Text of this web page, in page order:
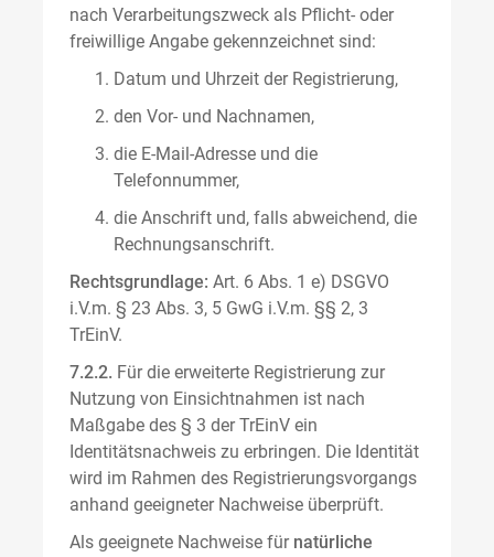
nach Verarbeitungszweck als Pflicht- oder
freiwillige Angabe gekennzeichnet sind:
Datum und Uhrzeit der Registrierung,
den Vor- und Nachnamen,
die E-Mail-Adresse und die
Telefonnummer,
die Anschrift und, falls abweichend, die
Rechnungsanschrift.
Rechtsgrundlage: Art. 6 Abs. 1 e) DSGVO
i.V.m. § 23 Abs. 3, 5 GwG i.V.m. §§ 2, 3
TrEinV.
7.2.2. Für die erweiterte Registrierung zur
Nutzung von Einsichtnahmen ist nach
Maßgabe des § 3 der TrEinV ein
Identitätsnachweis zu erbringen. Die Identität
wird im Rahmen des Registrierungsvorgangs
anhand geeigneter Nachweise überprüft.
Als geeignete Nachweise für natürliche